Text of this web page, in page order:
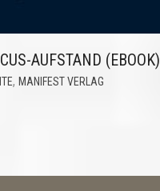
AUFSTAND (EBOOK)
, MANIFEST VERLAG